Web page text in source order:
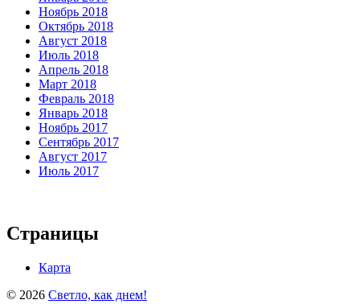
Ноябрь 2018
Октябрь 2018
Август 2018
Июль 2018
Апрель 2018
Март 2018
Февраль 2018
Январь 2018
Ноябрь 2017
Сентябрь 2017
Август 2017
Июль 2017
Страницы
Карта
© 2026 Светло, как днем!